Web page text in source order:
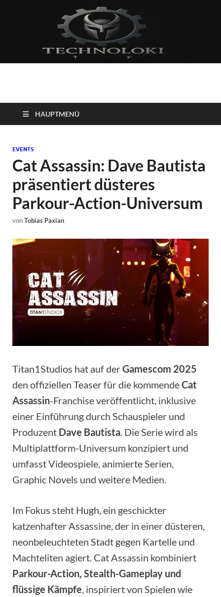
Technoloki: Gaming
und Entertainment
News
Blockbuster, Indie-Perlen und Retro-Klassiker.
HAUPTMENÜ
EVENTS
Cat Assassin: Dave Bautista
präsentiert düsteres
Parkour-Action-Universum
vonTobias Paxian
Titan1Studios hat auf derGamescom 2025
den offiziellen Teaser für die kommendeCat
Assassin-Franchise veröffentlicht, inklusive
einer Einführung durch Schauspieler und
Produzent Dave Bautista. Die Serie wird als
Multiplattform-Universum konzipiert und
umfasst Videospiele, animierte Serien,
Graphic Novels und weitere Medien.
Im Fokus steht Hugh, ein geschickter
katzenhafter Assassine, der in einer düsteren,
neonbeleuchteten Stadt gegen Kartelle und
Machteliten agiert. Cat Assassin kombiniert
Parkour-Action, Stealth-Gameplay und
flüssige Kämpfe, inspiriert von Spielen wie